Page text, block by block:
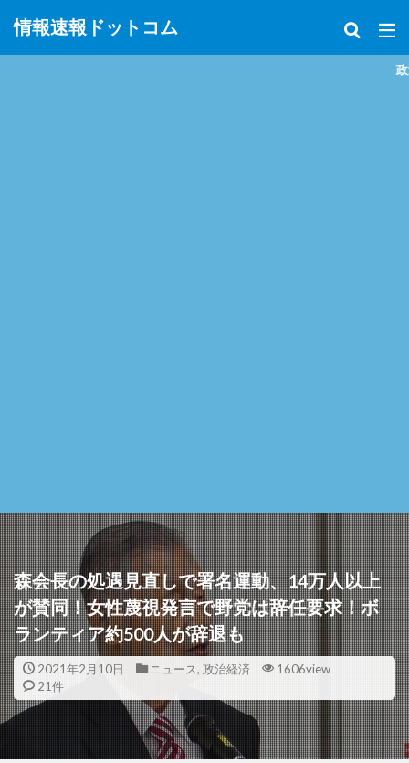
情報速報ドットコム
政治、経済、地震、
森会長の処遇見直しで署名運動、14万人以上
が賛同！女性蔑視発言で野党は辞任要求！ボ
ランティア約500人が辞退も
2021年2月10日 ニュース, 政治経済
1606view
21件